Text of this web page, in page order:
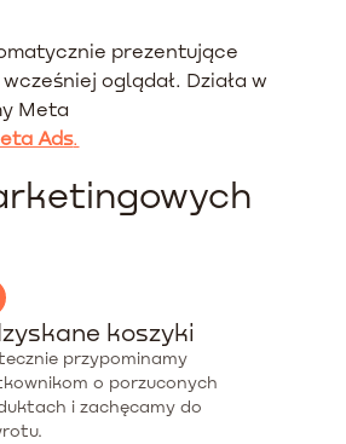
prezentujące
oglądał. Działa w
Meta
Ads.
koszyki
przypominamy
o porzuconych
i zachęcamy do